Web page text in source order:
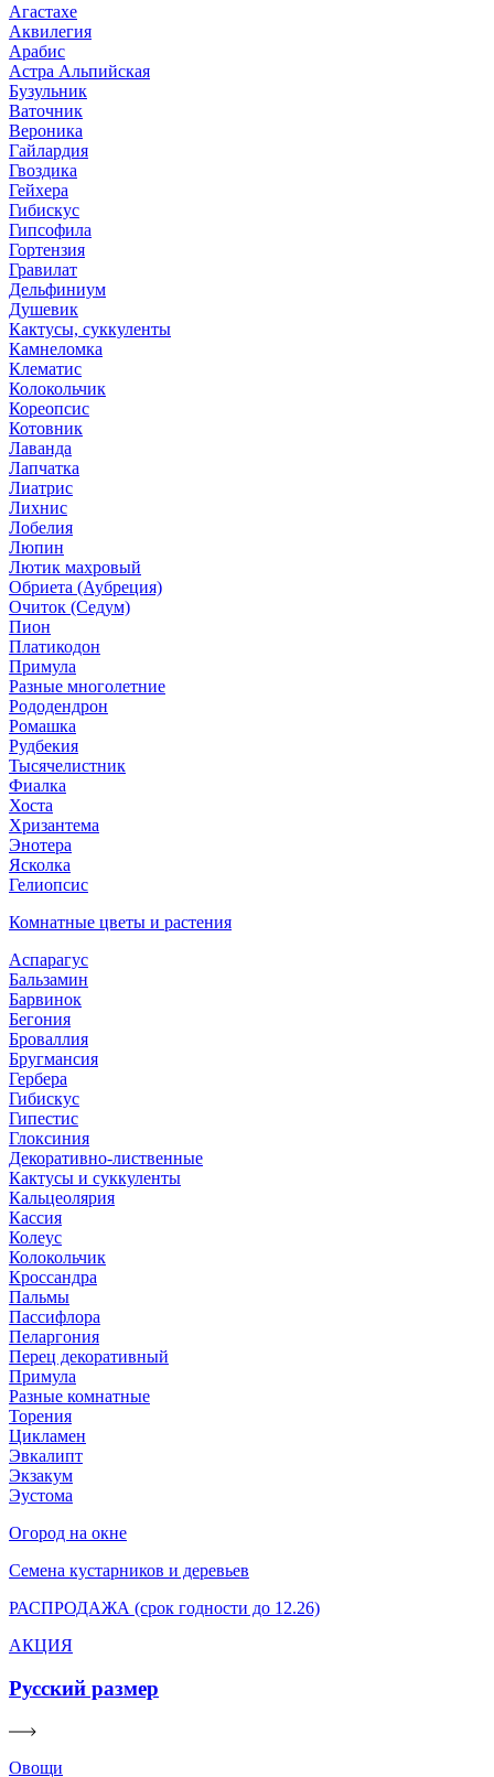
Агастахе
Аквилегия
Арабис
Астра Альпийская
Бузульник
Ваточник
Вероника
Гайлардия
Гвоздика
Гейхера
Гибискус
Гипсофила
Гортензия
Гравилат
Дельфиниум
Душевик
Кактусы, суккуленты
Камнеломка
Клематис
Колокольчик
Кореопсис
Котовник
Лаванда
Лапчатка
Лиатрис
Лихнис
Лобелия
Люпин
Лютик махровый
Обриета (Аубреция)
Очиток (Седум)
Пион
Платикодон
Примула
Разные многолетние
Рододендрон
Ромашка
Рудбекия
Тысячелистник
Фиалка
Хоста
Хризантема
Энотера
Ясколка
Гелиопсис
Комнатные цветы и растения
Аспарагус
Бальзамин
Барвинок
Бегония
Броваллия
Бругмансия
Гербера
Гибискус
Гипестис
Глоксиния
Декоративно-лиственные
Кактусы и суккуленты
Кальцеолярия
Кассия
Колеус
Колокольчик
Кроссандра
Пальмы
Пассифлора
Пеларгония
Перец декоративный
Примула
Разные комнатные
Торения
Цикламен
Эвкалипт
Экзакум
Эустома
Огород на окне
Семена кустарников и деревьев
РАСПРОДАЖА (срок годности до 12.26)
АКЦИЯ
Русский размер
Овощи